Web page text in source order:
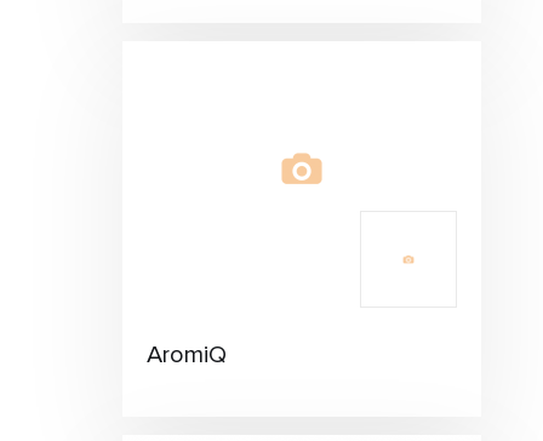
AromiQ